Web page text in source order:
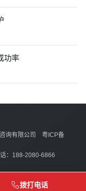
功率
询有限公司 粤ICP备
：188-2080-6866
拨打电话